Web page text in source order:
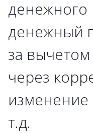
денежного
денежный
за
через
изменение
т.д.